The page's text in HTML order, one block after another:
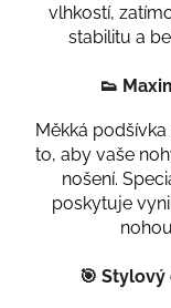
vlhkostí,
stabilitu a
👟
Měkká
to, aby vaše
nošení.
poskytuje
🎯 Stylový